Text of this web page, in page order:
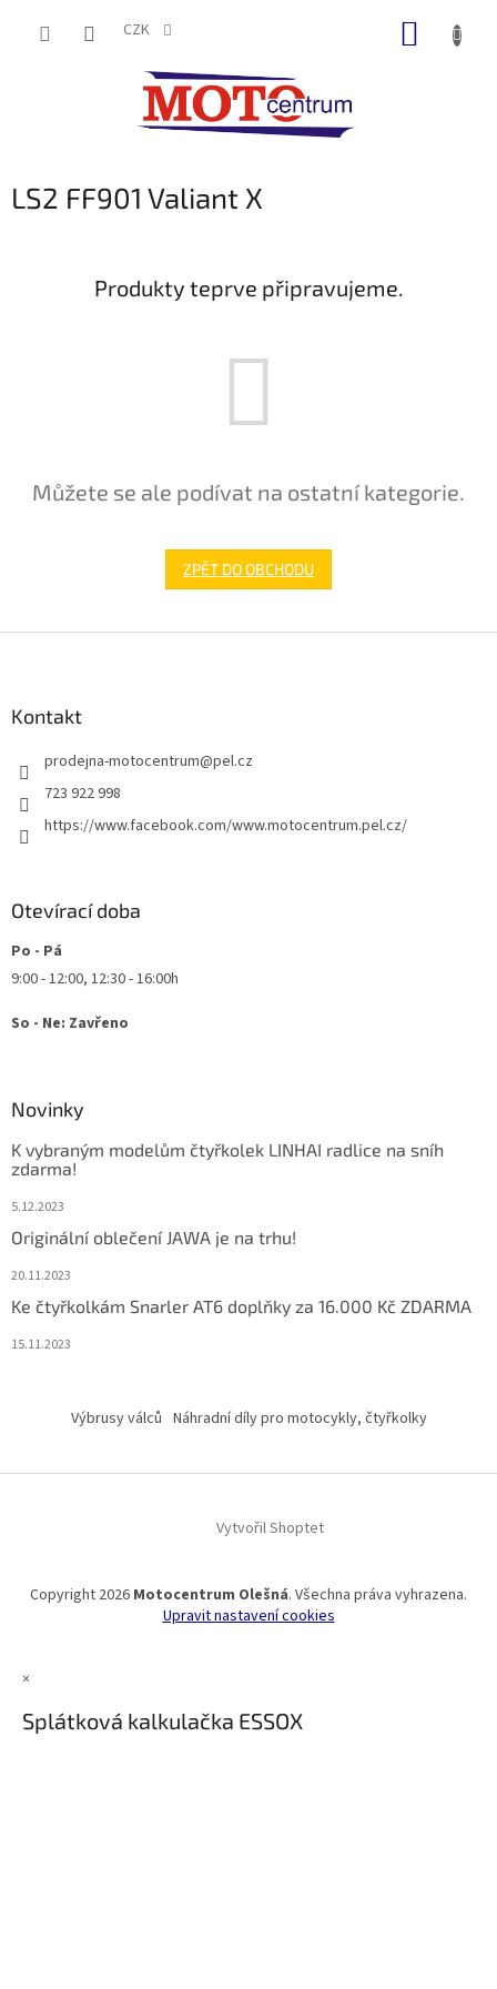
CZK
LS2 FF901 Valiant X
Produkty teprve připravujeme.
Můžete se ale podívat na ostatní kategorie.
ZPĚT DO OBCHODU
Kontakt
prodejna-motocentrum@pel.cz
723 922 998
https://www.facebook.com/www.motocentrum.pel.cz/
Otevírací doba
Po - Pá
9:00 - 12:00, 12:30 - 16:00h
So - Ne: Zavřeno
Novinky
K vybraným modelům čtyřkolek LINHAI radlice na sníh
zdarma!
5.12.2023
Originální oblečení JAWA je na trhu!
20.11.2023
Ke čtyřkolkám Snarler AT6 doplňky za 16.000 Kč ZDARMA
15.11.2023
Výbrusy válců Náhradní díly pro motocykly, čtyřkolky
Vytvořil Shoptet
Copyright 2026 Motocentrum Olešná. Všechna práva vyhrazena.
Upravit nastavení cookies
×
Splátková kalkulačka ESSOX